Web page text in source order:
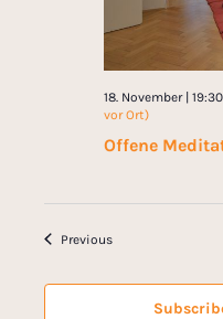
Offene
18. November | 19:30
vor Ort)
PreviousEvents